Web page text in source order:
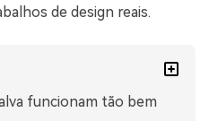
de design reais.
funcionam tão bem